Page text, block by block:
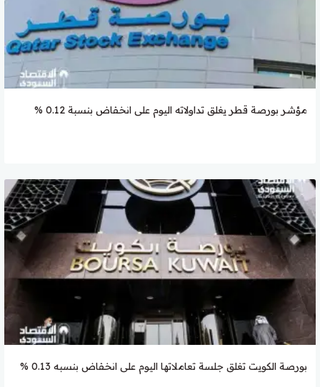
مؤشر بورصة قطر يغلق تداولاته اليوم على انخفاض بنسبة 0.12 %
بورصة الكويت تغلق جلسة تعاملاتها اليوم على انخفاض بنسبه 0.13 %